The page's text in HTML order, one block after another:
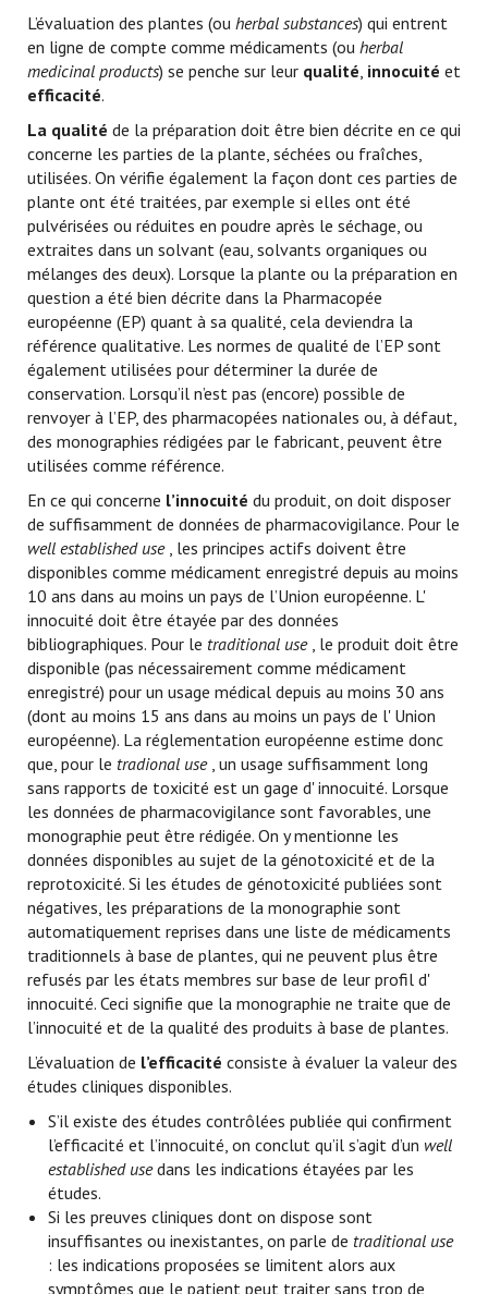
L’évaluation des plantes (ou herbal substances) qui entrent
en ligne de compte comme médicaments (ou herbal
medicinal products) se penche sur leur qualité, innocuité et
efficacité.
La qualité de la préparation doit être bien décrite en ce qui
concerne les parties de la plante, séchées ou fraîches,
utilisées. On vérifie également la façon dont ces parties de
plante ont été traitées, par exemple si elles ont été
pulvérisées ou réduites en poudre après le séchage, ou
extraites dans un solvant (eau, solvants organiques ou
mélanges des deux). Lorsque la plante ou la préparation en
question a été bien décrite dans la Pharmacopée
européenne (EP) quant à sa qualité, cela deviendra la
référence qualitative. Les normes de qualité de l’EP sont
également utilisées pour déterminer la durée de
conservation. Lorsqu’il n’est pas (encore) possible de
renvoyer à l’EP, des pharmacopées nationales ou, à défaut,
des monographies rédigées par le fabricant, peuvent être
utilisées comme référence.
En ce qui concerne l’innocuité du produit, on doit disposer
de suffisamment de données de pharmacovigilance. Pour le
well established use, les principes actifs doivent être
disponibles comme médicament enregistré depuis au moins
10 ans dans au moins un pays de l’Union européenne. L'
innocuité doit être étayée par des données
bibliographiques. Pour le traditional use, le produit doit être
disponible (pas nécessairement comme médicament
enregistré) pour un usage médical depuis au moins 30 ans
(dont au moins 15 ans dans au moins un pays de l' Union
européenne). La réglementation européenne estime donc
que, pour le tradional use, un usage suffisamment long
sans rapports de toxicité est un gage d' innocuité. Lorsque
les données de pharmacovigilance sont favorables, une
monographie peut être rédigée. On y mentionne les
données disponibles au sujet de la génotoxicité et de la
reprotoxicité. Si les études de génotoxicité publiées sont
négatives, les préparations de la monographie sont
automatiquement reprises dans une liste de médicaments
traditionnels à base de plantes, qui ne peuvent plus être
refusés par les états membres sur base de leur profil d'
innocuité. Ceci signifie que la monographie ne traite que de
l’innocuité et de la qualité des produits à base de plantes.
L’évaluation de l’efficacité consiste à évaluer la valeur des
études cliniques disponibles.
S’il existe des études contrôlées publiée qui confirment
l’efficacité et l’innocuité, on conclut qu’il s’agit d’un well
established usedans les indications étayées par les
études.
Si les preuves cliniques dont on dispose sont
insuffisantes ou inexistantes, on parle de traditional use
: les indications proposées se limitent alors aux
symptômes que le patient peut traiter sans trop de